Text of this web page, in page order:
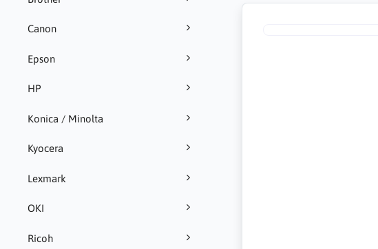
Canon
Epson
HP
Konica / Minolta
Kyocera
Lexmark
OKI
Ricoh